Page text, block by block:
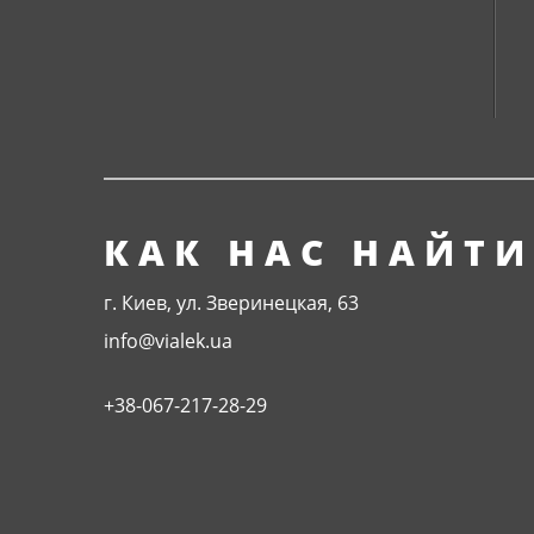
КАК НАС НАЙТИ
г. Киев, ул. Зверинецкая, 63
info@vialek.ua
+38-067-217-28-29